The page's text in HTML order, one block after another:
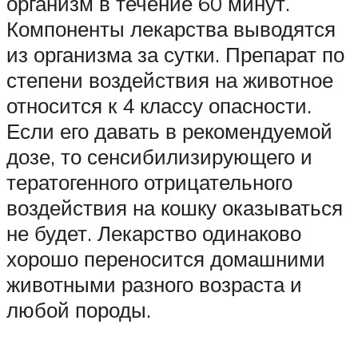
Компоненты лекарства выводятся
из организма за сутки. Препарат по
степени воздействия на животное
относится к 4 классу опасности.
Если его давать в рекомендуемой
дозе, то сенсибилизирующего и
тератогенного отрицательного
воздействия на кошку оказываться
не будет. Лекарство одинаково
хорошо переносится домашними
животными разного возраста и
любой породы.